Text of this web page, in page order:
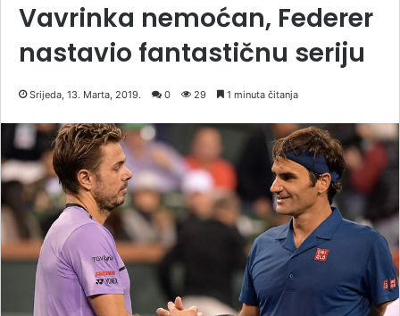
Vavrinka nemoćan, Federer
nastavio fantastičnu seriju
Srijeda, 13. Marta, 2019. 0 29 1 minuta čitanja